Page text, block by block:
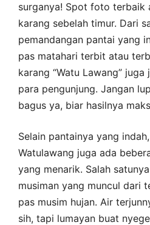
surganya! Spot foto terbaik
karang sebelah timur. Dari
pemandangan pantai yang
pas matahari terbit atau
karang “Watu Lawang”
para pengunjung. Jangan
bagus ya, biar hasilnya
Selain pantainya yang
Watulawang juga ada
yang menarik. Salah
musiman yang muncul dari
pas musim hujan. Air
sih, tapi lumayan buat